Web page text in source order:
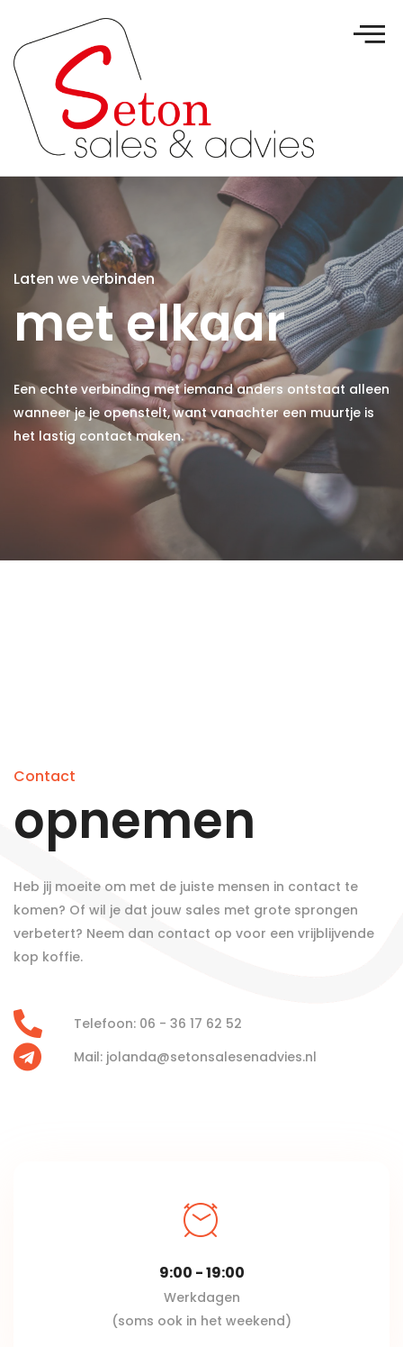
Laten we verbinden
met elkaar
Een echte verbinding met iemand anders ontstaat alleen
wanneer je je openstelt, want vanachter een muurtje is
het lastig contact maken.
Contact
opnemen
Heb jij moeite om met de juiste mensen in contact te
komen? Of wil je dat jouw sales met grote sprongen
verbetert? Neem dan contact op voor een vrijblijvende
kop koffie.
Telefoon: 06 - 36 17 62 52
Mail: jolanda@setonsalesenadvies.nl
9:00 - 19:00
Werkdagen
(soms ook in het weekend)